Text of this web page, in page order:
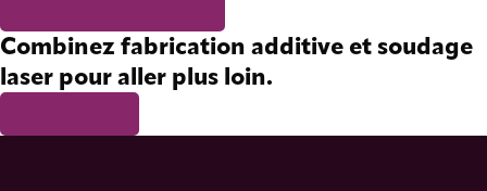
Combinez fabrication additive et soudage
laser pour aller plus loin.